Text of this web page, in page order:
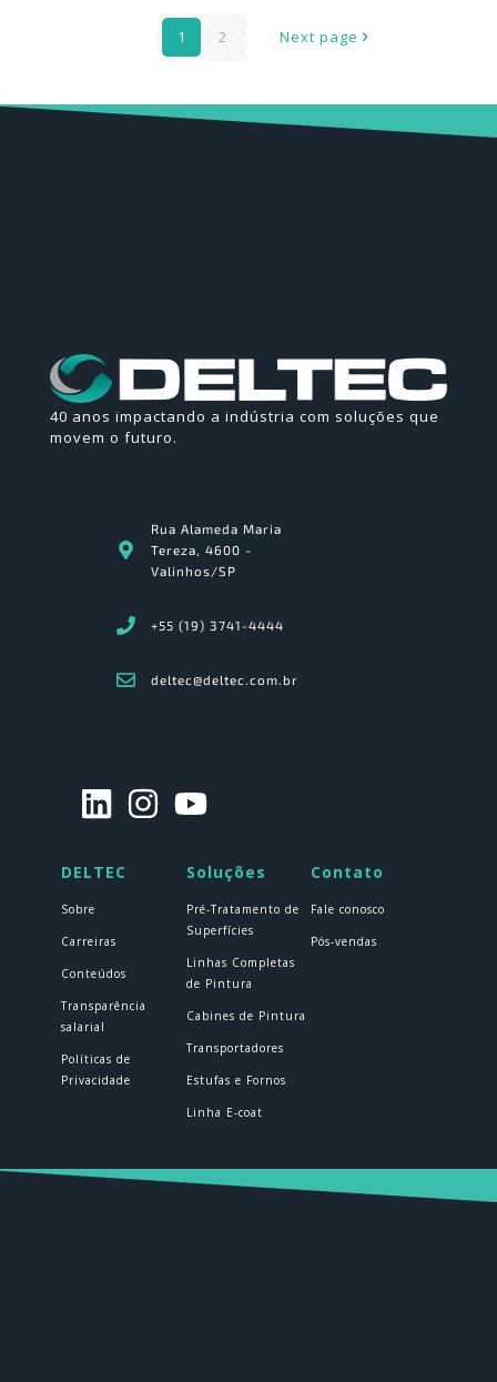
1 2 Next page
40 anos impactando a indústria com soluções que
movem o futuro.
Rua Alameda Maria
Tereza, 4600 -
Valinhos/SP
+55 (19) 3741-4444
deltec@deltec.com.br
DELTEC Soluções Contato
Sobre
Carreiras
Conteúdos
Transparência
salarial
Políticas de
Privacidade
Pré-Tratamento de
Superfícies
Linhas Completas
de Pintura
Cabines de Pintura
Transportadores
Estufas e Fornos
Linha E-coat
Fale conosco
Pós-vendas